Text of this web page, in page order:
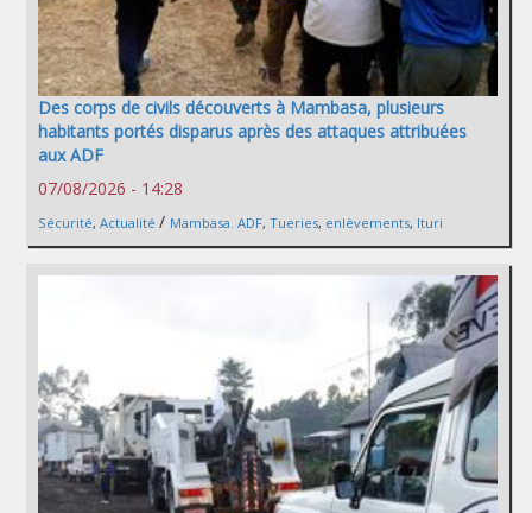
Des corps de civils découverts à Mambasa, plusieurs
habitants portés disparus après des attaques attribuées
aux ADF
07/08/2026 - 14:28
Sécurité, Actualité / Mambasa. ADF, Tueries, enlèvements, Ituri